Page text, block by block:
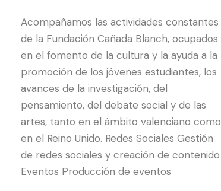
Acompañamos las actividades constantes
de la Fundación Cañada Blanch, ocupados
en el fomento de la cultura y la ayuda a la
promoción de los jóvenes estudiantes, los
avances de la investigación, del
pensamiento, del debate social y de las
artes, tanto en el ámbito valenciano como
en el Reino Unido. Redes Sociales Gestión
de redes sociales y creación de contenido
Eventos Producción de eventos